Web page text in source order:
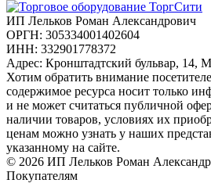
ИП Лельков Роман Александрович
ОРГН: 305334001402604
ИНН: 332901778372
Адрес: Кронштадтский бульвар, 14,
Хотим обратить внимание
содержимое ресурса носит только
и не может считаться публичной
наличии товаров, условиях их
ценам можно узнать у наших
указанному на сайте.
© 2026 ИП Лельков Роман
Покупателям